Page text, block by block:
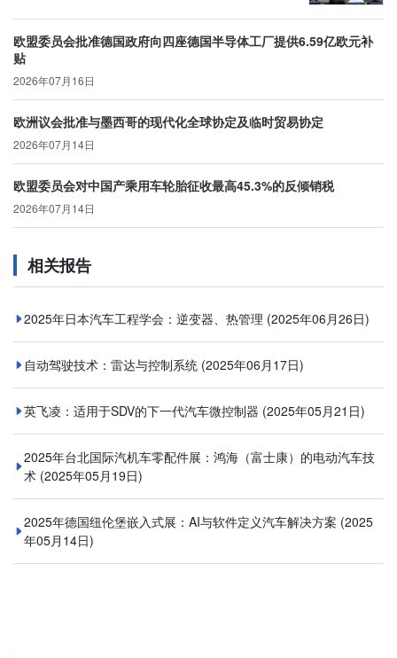
欧盟委员会批准德国政府向四座德国半导体工厂提供6.59亿欧元补
贴
2026年07月16日
欧洲议会批准与墨西哥的现代化全球协定及临时贸易协定
2026年07月14日
欧盟委员会对中国产乘用车轮胎征收最高45.3%的反倾销税
2026年07月14日
相关报告
2025年日本汽车工程学会：逆变器、热管理 (2025年06月26日)
自动驾驶技术：雷达与控制系统 (2025年06月17日)
英飞凌：适用于SDV的下一代汽车微控制器 (2025年05月21日)
2025年台北国际汽机车零配件展：鸿海（富士康）的电动汽车技
术 (2025年05月19日)
2025年德国纽伦堡嵌入式展：AI与软件定义汽车解决方案 (2025
年05月14日)